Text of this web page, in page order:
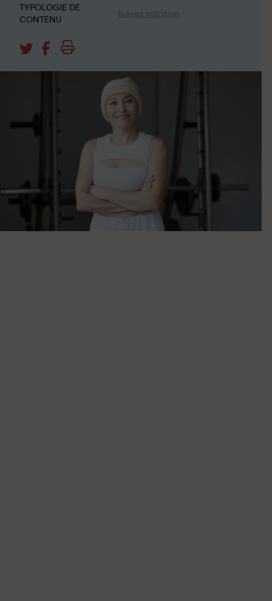
TYPOLOGIE DE
CONTENU
Brèves nutrition